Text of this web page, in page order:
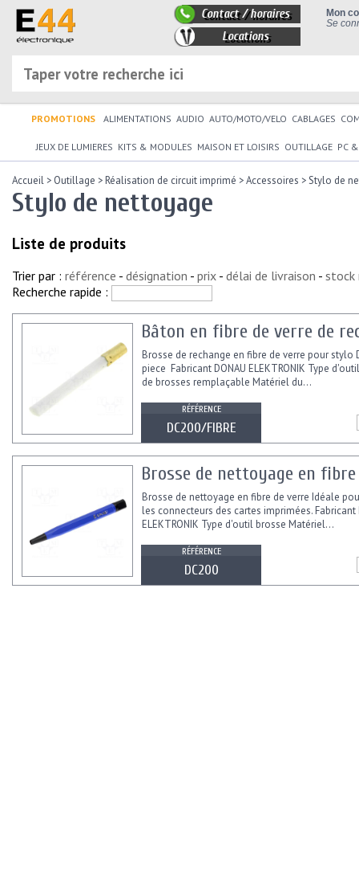
Mon
Se
Contact / horaires
Locations
PROMOTIONS ALIMENTATIONS AUDIO AUTO/MOTO/VELO CABLAGES
JEUX DE LUMIERES KITS & MODULES MAISON ET LOISIRS OUTILLAGE PC
Accueil > Outillage >Réalisation de circuit imprimé >Accessoires >Stylo de
Stylo de nettoyage
Liste de produits
Trier par : référence - désignation - prix - délai de livraison - stock
Recherche rapide :
Bâton en fibre de verre de
Brosse de rechange en fibre de verre pour stylo
piece Fabricant DONAU ELEKTRONIK Type
de brosses remplaçable Matériel du...
RÉFÉRENCE
DC200/FIBRE
Brosse de nettoyage en
Brosse de nettoyage en fibre de verre Idéale
les connecteurs des cartes imprimées. Fabricant
ELEKTRONIK Type d'outil brosse Matériel...
RÉFÉRENCE
DC200